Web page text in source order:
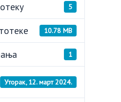
5
10.78 MB
1
Уторак, 12. март 2024.